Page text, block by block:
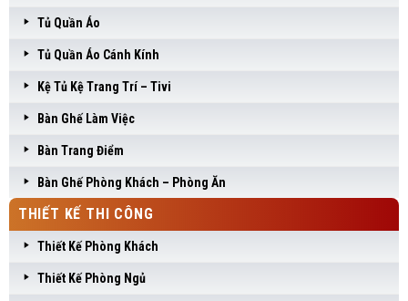
Tủ Quần Áo
Tủ Quần Áo Cánh Kính
Kệ Tủ Kệ Trang Trí – Tivi
Bàn Ghế Làm Việc
Bàn Trang Điểm
Bàn Ghế Phòng Khách – Phòng Ăn
THIẾT KẾ THI CÔNG
Thiết Kế Phòng Khách
Thiết Kế Phòng Ngủ